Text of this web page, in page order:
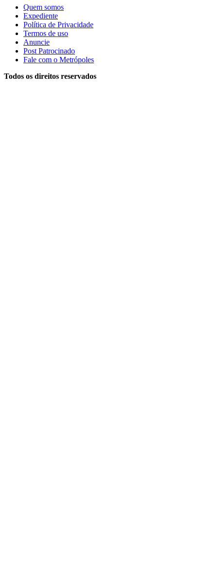
Quem somos
Expediente
Política de Privacidade
Termos de uso
Anuncie
Post Patrocinado
Fale com o Metrópoles
Todos os direitos reservados